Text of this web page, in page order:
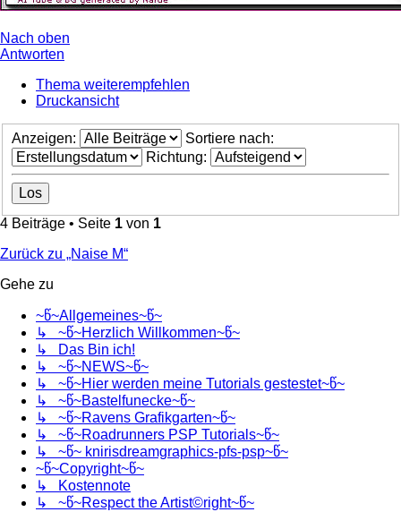
Nach oben
Antworten
Thema weiterempfehlen
Druckansicht
Anzeigen:
Sortiere nach:
Richtung:
4 Beiträge • Seite 1 von 1
Zurück zu „Naise M“
Gehe zu
~წ~Allgemeines~წ~
↳ ~წ~Herzlich Willkommen~წ~
↳ Das Bin ich!
↳ ~წ~NEWS~წ~
↳ ~წ~Hier werden meine Tutorials gestestet~წ~
↳ ~წ~Bastelfunecke~წ~
↳ ~წ~Ravens Grafikgarten~წ~
↳ ~წ~Roadrunners PSP Tutorials~წ~
↳ ~წ~ knirisdreamgraphics-pfs-psp~წ~
~წ~Copyright~წ~
↳ Kostennote
↳ ~წ~Respect the Artist©right~წ~